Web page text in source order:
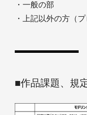
・一般の部
・上記以外の方（
■作品課題、規